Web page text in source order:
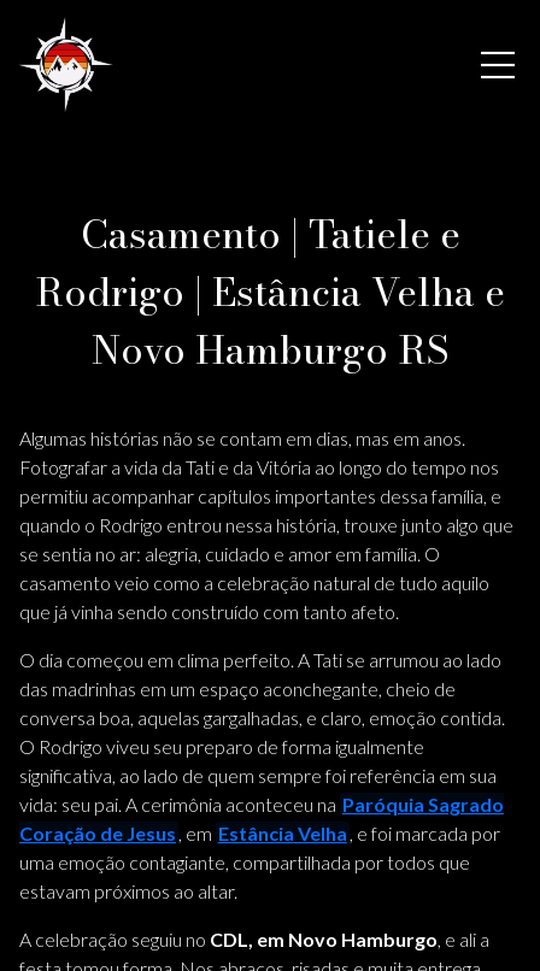
Casamento | Tatiele e
Rodrigo | Estância Velha e
Novo Hamburgo RS
Algumas histórias não se contam em dias, mas em anos.
Fotografar a vida da Tati e da Vitória ao longo do tempo nos
permitiu acompanhar capítulos importantes dessa família, e
quando o Rodrigo entrou nessa história, trouxe junto algo que
se sentia no ar: alegria, cuidado e amor em família. O
casamento veio como a celebração natural de tudo aquilo
que já vinha sendo construído com tanto afeto.
O dia começou em clima perfeito. A Tati se arrumou ao lado
das madrinhas em um espaço aconchegante, cheio de
conversa boa, aquelas gargalhadas, e claro, emoção contida.
O Rodrigo viveu seu preparo de forma igualmente
significativa, ao lado de quem sempre foi referência em sua
vida: seu pai. A cerimônia aconteceu na Paróquia Sagrado
Coração de Jesus , em Estância Velha , e foi marcada por
uma emoção contagiante, compartilhada por todos que
estavam próximos ao altar.
A celebração seguiu no CDL, em Novo Hamburgo, e ali a